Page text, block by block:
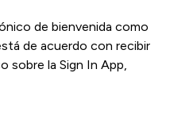
de bienvenida como
de acuerdo con recibir
sobre la Sign In App,